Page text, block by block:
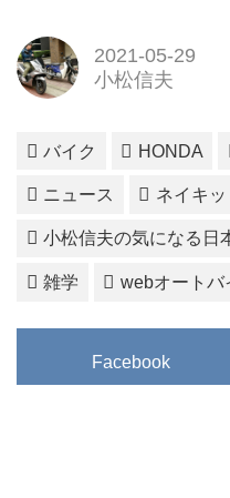
2021-05-29
小松信夫
バイク HONDA
ニュース ネイキッ
小松信夫の気になる日
雑学 webオートバ
Facebook